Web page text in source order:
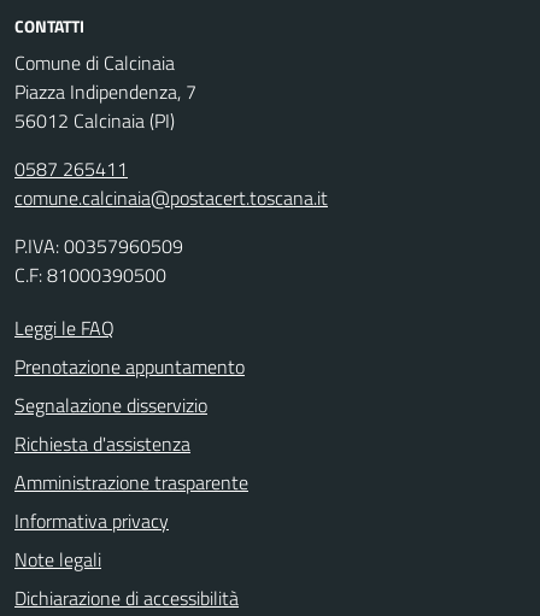
CONTATTI
Comune di Calcinaia
Piazza Indipendenza, 7
56012 Calcinaia (PI)
0587 265411
comune.calcinaia@postacert.toscana.it
P.IVA: 00357960509
C.F: 81000390500
Leggi le FAQ
Prenotazione appuntamento
Segnalazione disservizio
Richiesta d'assistenza
Amministrazione trasparente
Informativa privacy
Note legali
Dichiarazione di accessibilità